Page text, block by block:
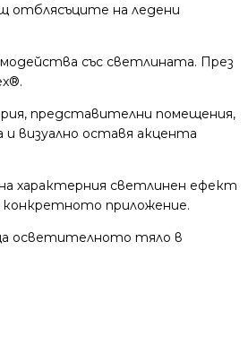
отблясъците на ледени
със светлината. През
представителни помещения,
визуално оставя акцента
характерния светлинен ефект
конкретното приложение.
осветителното тяло в